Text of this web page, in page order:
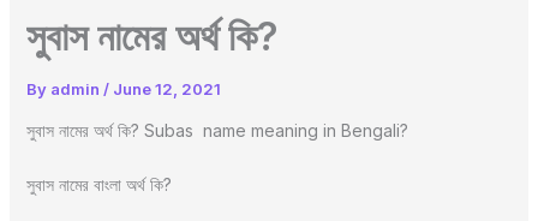
সুবাস নামের অর্থ কি?
By admin / June 12, 2021
সুবাস নামের অর্থ কি? Subas name meaning in Bengali?
সুবাস নামের বাংলা অর্থ কি?